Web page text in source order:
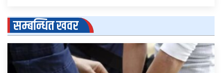
सम्बन्धित खवर